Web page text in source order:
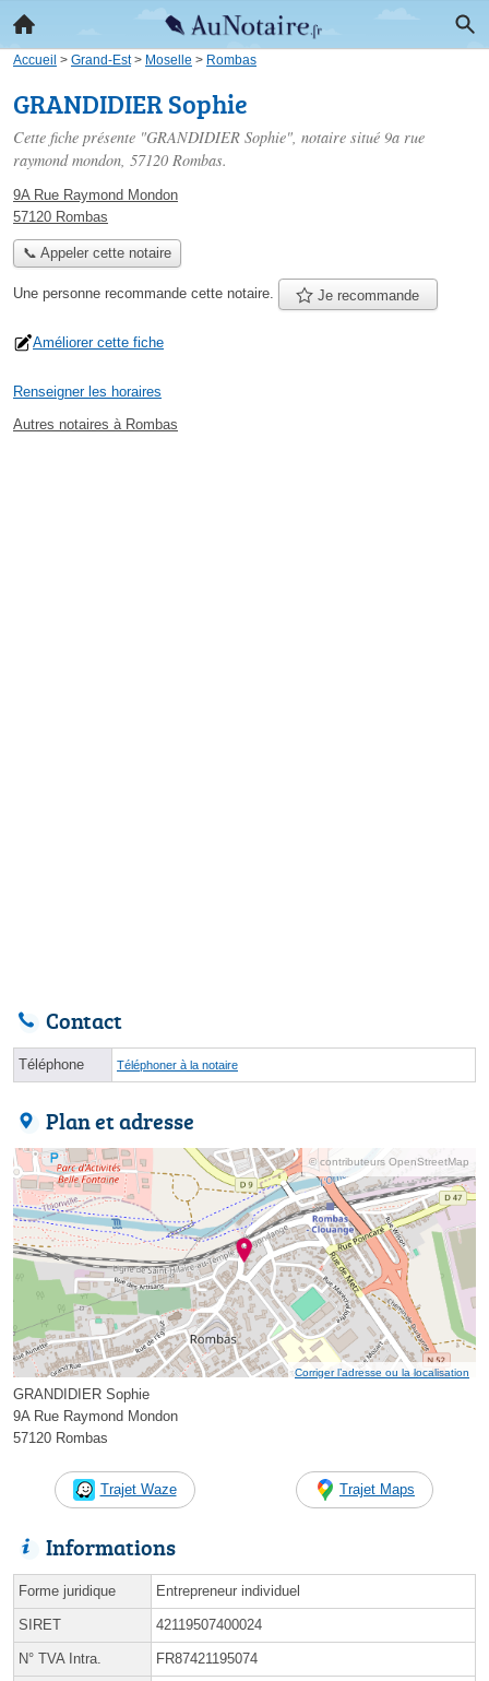
Accueil > Grand-Est> Moselle > Rombas
GRANDIDIER Sophie
Cette fiche présente "GRANDIDIER Sophie", notaire situé 9a rue
raymond mondon, 57120 Rombas.
9A Rue Raymond Mondon
57120 Rombas
📞 Appeler cette notaire
Une personne recommande cette notaire. Je recommande
Améliorer cette fiche
Renseigner les horaires
Autres notaires à Rombas
Contact
Téléphone Téléphoner à la notaire
Plan et adresse
© contributeurs OpenStreetMap
Corriger l’adresse ou la localisation
GRANDIDIER Sophie
9A Rue Raymond Mondon
57120 Rombas
Trajet Waze Trajet Maps
Informations
Forme juridique Entrepreneur individuel
SIRET 42119507400024
N° TVA Intra. FR87421195074